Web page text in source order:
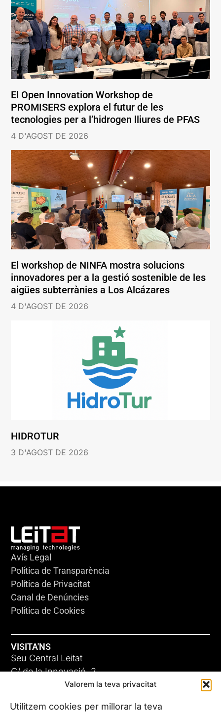
Valorem la teva privacitat
Utilitzem cookies per millorar la teva
El Open Innovation Workshop de
PROMISERS explora el futur de les
tecnologies per a l’hidrogen lliures de PFAS
4 D'AGOST DE 2026
El workshop de NINFA mostra solucions
innovadores per a la gestió sostenible de les
aigües subterrànies a Los Alcázares
4 D'AGOST DE 2026
HIDROTUR
3 D'AGOST DE 2026
Avís Legal
Política de Transparència
Política de Privacitat
Canal de Denúncies
Política de Cookies
VISITA'NS
Seu Central Leitat
C/ de la Innovació, 2
08225 Terrassa, (Barcelona)
Coneix les nostres seus